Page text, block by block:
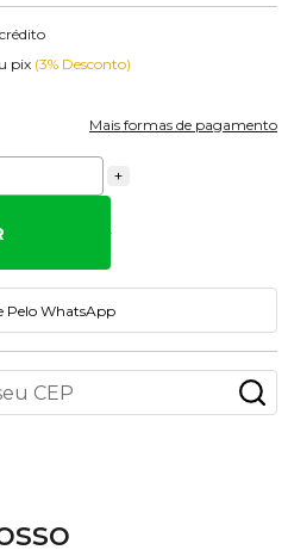
pix (3% Desconto)
Mais formas de pagamento
+
Pelo WhatsApp